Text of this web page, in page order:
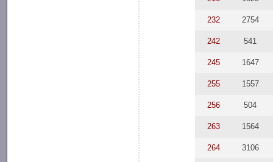
232 2754
242 541
245 1647
255 1557
256 504
263 1564
264 3106